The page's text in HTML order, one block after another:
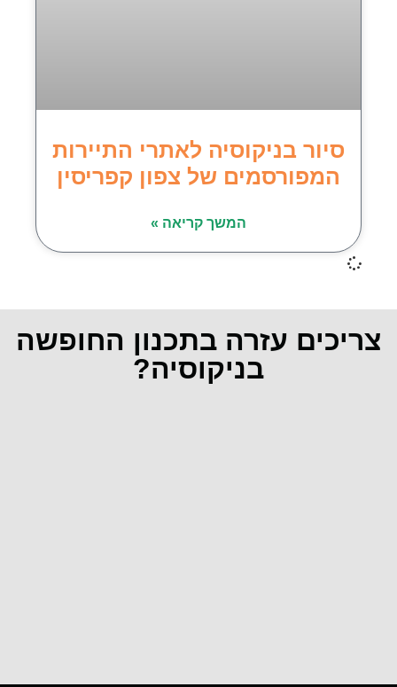
סיור בניקוסיה לאתרי התיירות
המפורסמים של צפון קפריסין
המשך קריאה »
צריכים עזרה בתכנון החופשה
בניקוסיה?